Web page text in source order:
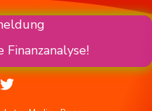
Finanzanalyse!